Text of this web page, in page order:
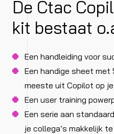
De Ctac
kit bestaat
Een handleiding voor
Een handige sheet
meeste uit Copilot op
Een user training
Een serie aan
je collega’s makkelijk